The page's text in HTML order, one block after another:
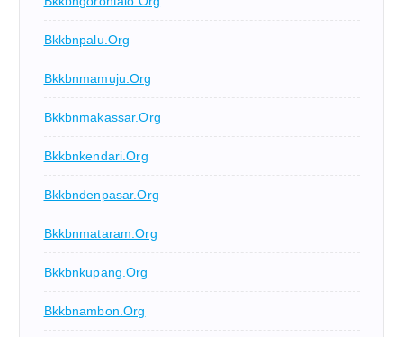
Bkkbnpalu.org
Bkkbnmamuju.org
Bkkbnmakassar.org
Bkkbnkendari.org
Bkkbndenpasar.org
Bkkbnmataram.org
Bkkbnkupang.org
Bkkbnambon.org